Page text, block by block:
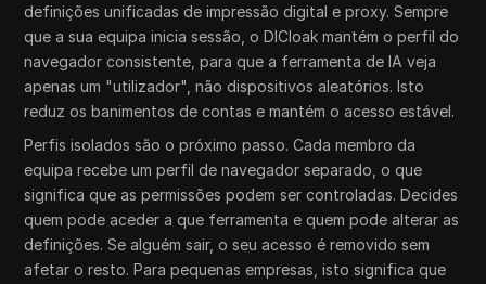
definições unificadas de impressão digital e proxy. Sempre
que a sua equipa inicia sessão, o DICloak mantém o perfil do
navegador consistente, para que a ferramenta de IA veja
apenas um "utilizador", não dispositivos aleatórios. Isto
reduz os banimentos de contas e mantém o acesso estável.
Perfis isolados são o próximo passo. Cada membro da
equipa recebe um perfil de navegador separado, o que
significa que as permissões podem ser controladas. Decides
quem pode aceder a que ferramenta e quem pode alterar as
definições. Se alguém sair, o seu acesso é removido sem
afetar o resto. Para pequenas empresas, isto significa que